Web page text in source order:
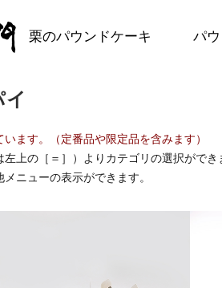
栗のパウンドケーキ パ
ます。（定番品や限定品を含みます）
左上の［＝］）よりカテゴリの選択ができ
ニューの表示ができます。